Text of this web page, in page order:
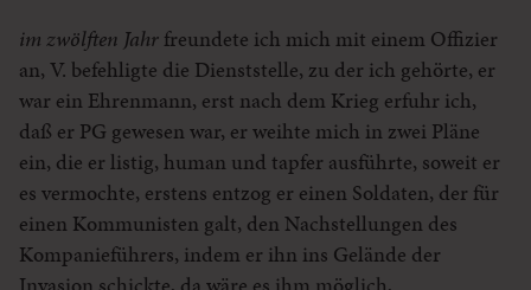
im zwölften Jahr freundete ich mich mit einem Offizier
an, V. befehligte die Dienststelle, zu der ich gehörte, er
war ein Ehrenmann, erst nach dem Krieg erfuhr ich,
daß er PG gewesen war, er weihte mich in zwei Pläne
ein, die er listig, human und tapfer ausführte, soweit er
es vermochte, erstens entzog er einen Soldaten, der für
einen Kommunisten galt, den Nachstellungen des
Kompanieführers, indem er ihn ins Gelände der